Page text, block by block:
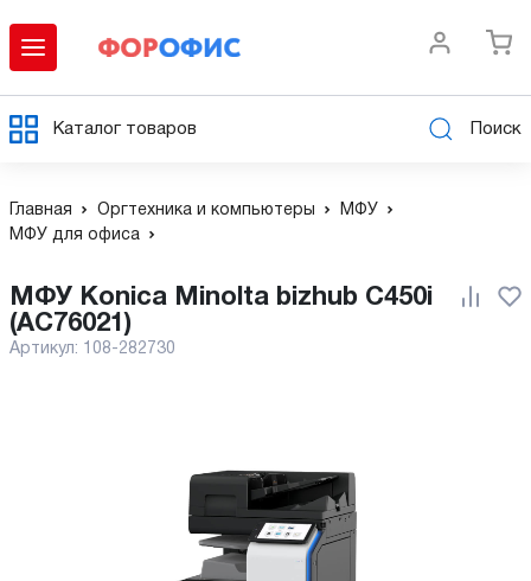
Каталог товаров Поиск
Главная Оргтехника и компьютеры
МФУ
МФУ для офиса
МФУ Konica Minolta bizhub C450i
(AC76021)
Артикул: 108-282730